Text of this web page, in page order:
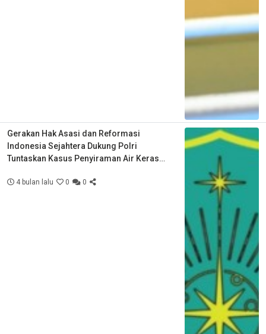
Gerakan Hak Asasi dan Reformasi
Indonesia Sejahtera Dukung Polri
Tuntaskan Kasus Penyiraman Air Keras
4 bulan lalu 0 0